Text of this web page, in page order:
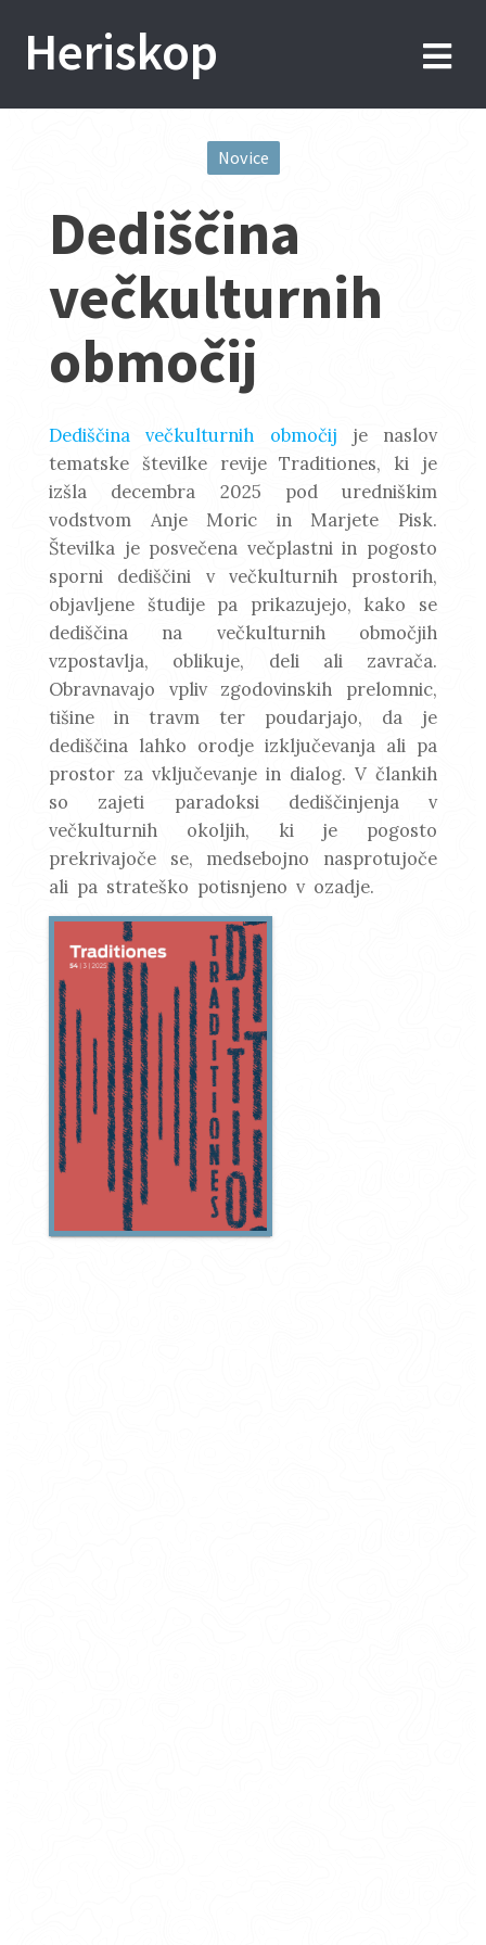
Heriskop
Novice
Dediščina
večkulturnih
območij
Dediščina večkulturnih območij je naslov
tematske številke revije Traditiones, ki je
izšla decembra 2025 pod uredniškim
vodstvom Anje Moric in Marjete Pisk.
Številka je posvečena večplastni in pogosto
sporni dediščini v večkulturnih prostorih,
objavljene študije pa prikazujejo, kako se
dediščina na večkulturnih območjih
vzpostavlja, oblikuje, deli ali zavrača.
Obravnavajo vpliv zgodovinskih prelomnic,
tišine in travm ter poudarjajo, da je
dediščina lahko orodje izključevanja ali pa
prostor za vključevanje in dialog. V člankih
so zajeti paradoksi dediščinjenja v
večkulturnih okoljih, ki je pogosto
prekrivajoče se, medsebojno nasprotujoče
ali pa strateško potisnjeno v ozadje.
navigation